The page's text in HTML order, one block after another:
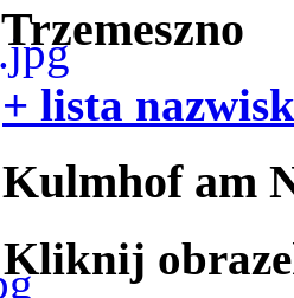
Trzemeszno
+ lista nazwisk
Kulmhof am
Kliknij